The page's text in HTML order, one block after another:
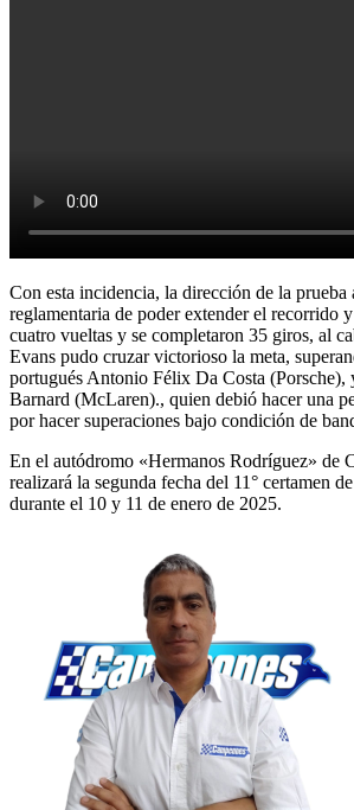
Con esta incidencia, la dirección de la prueba
reglamentaria de poder extender el recorrido
cuatro vueltas y se completaron 35 giros, al
Evans pudo cruzar victorioso la meta,
portugués Antonio Félix Da Costa (Porsche),
Barnard (McLaren)., quien debió hacer una
por hacer superaciones bajo condición de
En el autódromo «Hermanos Rodríguez» de
realizará la segunda fecha del 11° certamen
durante el 10 y 11 de enero de 2025.